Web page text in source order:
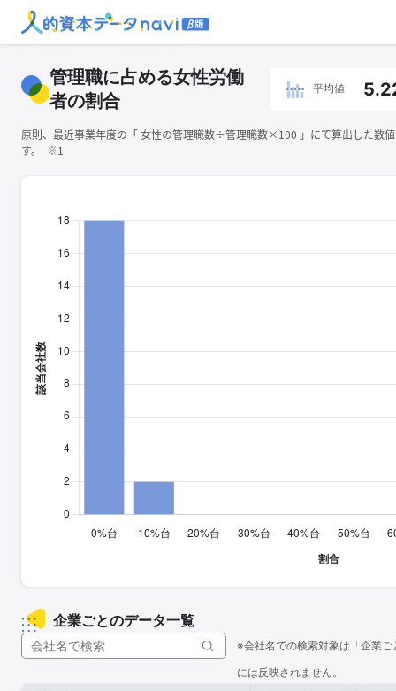
管理職に占める女性労働
者の割合
平均値
原則、最近事業年度の「 ⼥性の管理職数÷管理職数×100 」にて算出した数
す。 ※1
企業ごとのデータ一覧
※会社名での検索対象は「企業
には反映されません。